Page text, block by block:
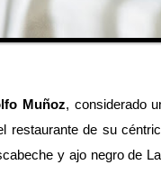
Muñoz, considerado
restaurante de su
y ajo negro de